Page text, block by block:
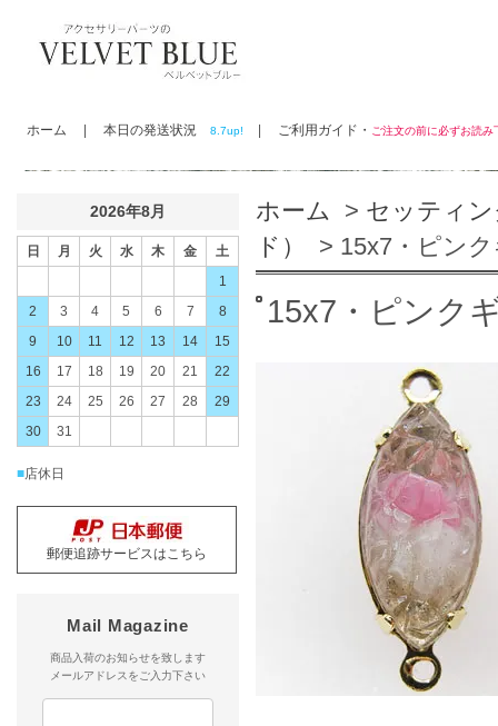
ホーム 本日の発送状況 8.7up! ご利用ガイド・ ご注文の前に必ずお読
ホーム > セッティ
ド）
> 15x7・ピン
15x7・ピンク
2026年8月
日 月 火 水 木 金
土
1
2
3 4 5 6 7
8
9
10 11 12 13 14
15
16
17 18 19 20 21
22
23
24 25 26 27 28
29
30
31
■店休日
郵便追跡サービスはこちら
Mail Magazine
商品入荷のお知らせを致します
メールアドレスをご入力下さい